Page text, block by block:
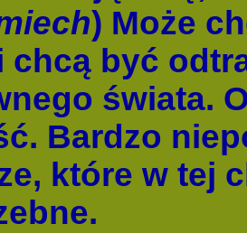
) Może
chcą być
świata.
Bardzo
które w tej